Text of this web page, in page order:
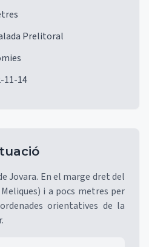
Prelitoral
11-14
Jovara. En el marge dret del
i a pocs metres per
orientatives de la